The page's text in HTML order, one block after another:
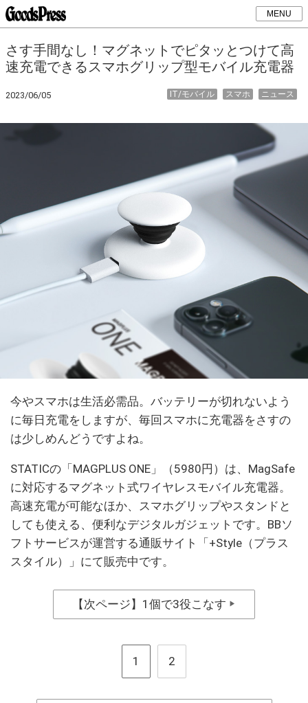
MENU
さす手間なし！マグネットでピタッとつけて高
速充電できるスマホグリップ型モバイル充電器
2023/06/05 ニュース
スマホ
IT/モバイル
今やスマホは生活必需品。バッテリーが切れないよう
に毎日充電をしますが、毎回スマホに充電器をさすの
は少しめんどうですよね。
STATICの「MAGPLUS ONE」（5980円）は、MagSafe
に対応するマグネット式ワイヤレスモバイル充電器。
高速充電が可能なほか、スマホグリップやスタンドと
しても使える、便利なデジタルガジェットです。BBソ
フトサービスが運営する通販サイト「+Style（プラス
スタイル）」にて販売中です。
【次ページ】1個で3役こなす ▶
1 2